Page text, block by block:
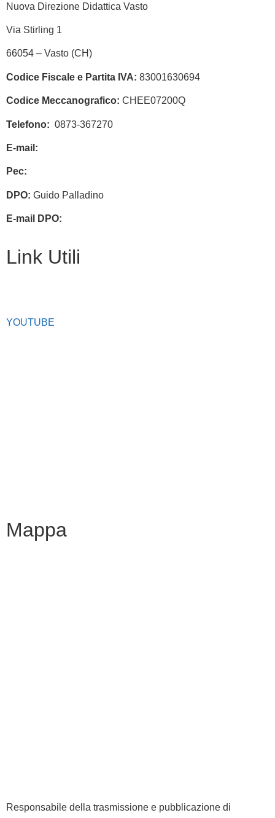
Nuova Direzione Didattica Vasto
Via Stirling 1
66054 – Vasto (CH)
Codice Fiscale e Partita IVA: 83001630694
Codice Meccanografico: CHEE07200Q
Telefono: 0873-367270
E-mail:
Pec:
DPO: Guido Palladino
E-mail DPO:
Link Utili
YOUTUBE
Mappa
Responsabile della trasmissione e pubblicazione di